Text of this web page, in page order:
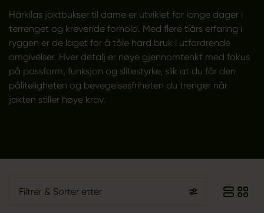
Härkilas jaktbukser til dame er utviklet for lange dager i
terrenget og krevende forhold. Med flere tiårs erfaring i
ryggen er de laget for å tåle hard bruk i utfordrende
omgivelser. Hver detalj er nøye gjennomtenkt med fokus
på passform, funksjon og slitestyrke, slik at du får den
påliteligheten og bevegelsesfriheten du trenger når
jakten stiller høye krav.
Filtrer & Sorter etter